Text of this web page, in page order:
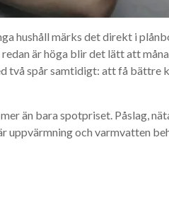
hushåll märks det direkt i
är höga blir det lätt att
spår samtidigt: att få bättre
än bara spotpriset. Påslag,
uppvärmning och varmvatten